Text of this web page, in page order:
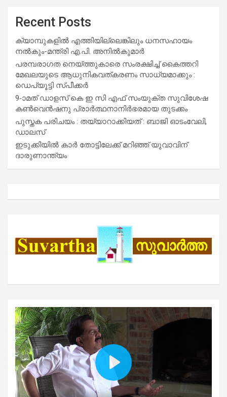
Recent Posts
ക്യാമ്പുകളിൽ എത്തിയില്ലെങ്കിലും ധനസഹായം
നൽകും-മന്ത്രി എ.പി. അനിൽകുമാർ
പരമ്പരാഗത നെയ്ത്തുകാരെ സംരക്ഷിച്ച് കൈത്തറി
മേഖലയുടെ ആധുനികവത്കരണം സാധ്യമാക്കും :
ഡെപ്യൂട്ടി സ്പീക്കർ
9-ാമത് ഡാളസ് കെ ഇ സി എഫ് സംയുക്ത സുവിശേഷ
കൺവെൻഷനു പ്രാർത്ഥനാനിർഭരമായ തുടക്കം
പുസ്തക പരിചയം : തയ്യാറാക്കിയത് : ബാജി ഓടംവേലി,
ഡാലസ്
ഇടുക്കിയിൽ കാർ തോട്ടിലേക്ക് മറിഞ്ഞ് യുവാവിന്
ദാരുണാന്ത്യം